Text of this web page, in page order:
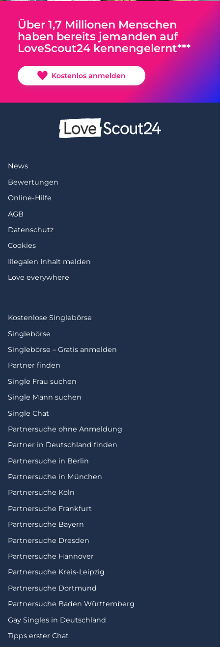
Über 1,7 Millionen Menschen
haben bereits jemanden auf
LoveScout24 kennengelernt***
Kostenlos anmelden
News
Bewertungen
Online-Hilfe
AGB
Datenschutz
Cookies
Illegalen Inhalt melden
Love everywhere
Kostenlose Singlebörse
Singlebörse
Singlebörse – Gratis anmelden
Partner finden
Single Frau suchen
Single Mann suchen
Single Chat
Partnersuche ohne Anmeldung
Partner in Deutschland finden
Partnersuche in Berlin
Partnersuche in München
Partnersuche Köln
Partnersuche Frankfurt
Partnersuche Bayern
Partnersuche Dresden
Partnersuche Hannover
Partnersuche Kreis-Leipzig
Partnersuche Dortmund
Partnersuche Baden Württemberg
Gay Singles in Deutschland
Tipps erster Chat